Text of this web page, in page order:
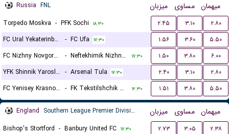
Russia FNL میزبان مساوی میهمان
Torpedo Moskva - PFK Sochi ۱۸:۳۰ ۲.۴۵ ۳.۱۰
۲.۸۰
FC Ural Yekaterinburg
- FC Ufa ۱۷:۳۰ ۱.۵۶ ۳.۶۰
۵.۵۰
FC Nizhny Novgorod
- Neftekhimik Nizhnekamsk ۱۷:۳۰ ۱.۵۰ ۳.۸۰
۶.۰۰
YFK Shinnik Yaroslav - Arsenal Tula ۱۷:۳۰ ۲.۴۰ ۳.۱۰
۲.۸۰
FC Yenisey Krasnoyarsk - FK Tekstilshchik TeleCom Ivanovo ۱۲:۳۰ ۱.۵۱ ۳.۸۰ ۵.۵۰
England Southern League Premier Division Central میزبان مساوی میهمان
Bishop's Stortford - Banbury United FC ۱۷:۳۰ ۲.۷۳ ۳.۰۵
۲.۳۸